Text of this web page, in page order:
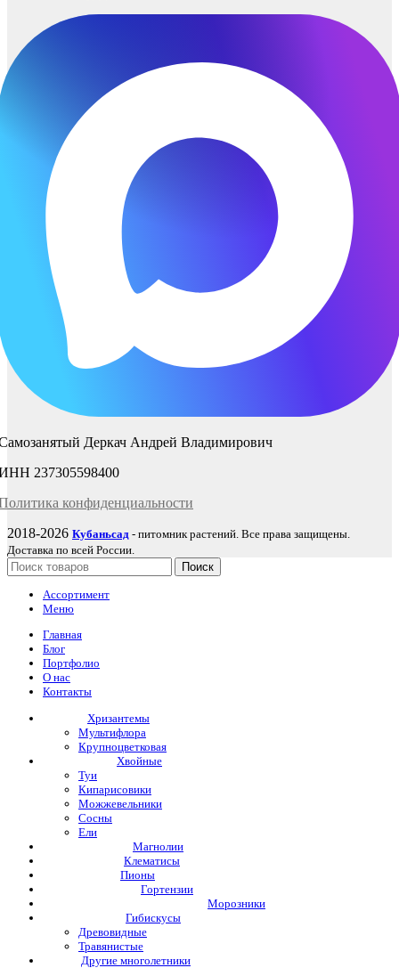
Деркач Андрей Владимирович
237305598400
конфиденциальности
2018-2026 Кубаньсад - питомник растений. Все права защищены.
Доставка по всей России.
Поиск
Ассортимент
Меню
Главная
Блог
Портфолио
О нас
Контакты
Хризантемы
Мультифлора
Крупноцветковая
Хвойные
Туи
Кипарисовики
Можжевельники
Сосны
Ели
Магнолии
Клематисы
Пионы
Гортензии
Морозники
Гибискусы
Древовидные
Травянистые
Другие многолетники